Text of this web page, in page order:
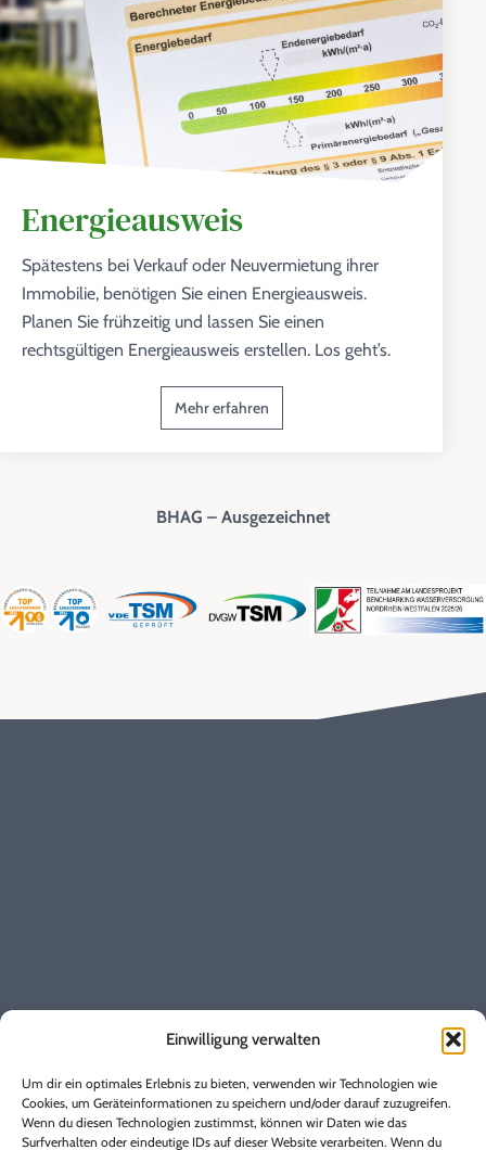
Einwilligung verwalten
Um dir ein optimales Erlebnis zu bieten, verwenden wir Technologien wie
Cookies, um Geräteinformationen zu speichern und/oder darauf zuzugreifen.
Wenn du diesen Technologien zustimmst, können wir Daten wie das
Surfverhalten oder eindeutige IDs auf dieser Website verarbeiten. Wenn du
Energieausweis
Spätestens bei Verkauf oder Neuvermietung ihrer
Immobilie, benötigen Sie einen Energieausweis.
Planen Sie frühzeitig und lassen Sie einen
rechtsgültigen Energieausweis erstellen. Los geht’s.
Mehr erfahren
BHAG – Ausgezeichnet
Vertrag kündigen
Vertrag widerrufen
Marktkommunikation
Regulierungsmanagement